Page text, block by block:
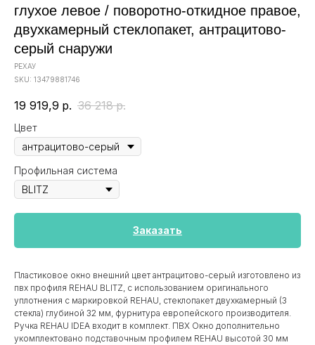
глухое левое / поворотно-откидное правое,
двухкамерный стеклопакет, антрацитово-
серый снаружи
РЕХАУ
SKU: 13479881746
19 919,9 р. 36 218 р.
Цвет
Профильная система
Заказать
Пластиковое окно внешний цвет антрацитово-серый изготовлено из
пвх профиля REHAU BLITZ, с использованием оригинального
уплотнения с маркировкой REHAU, стеклопакет двухкамерный (3
стекла) глубиной 32 мм, фурнитура европейского производителя.
Ручка REHAU IDEA входит в комплект. ПВХ Окно дополнительно
укомплектовано подставочным профилем REHAU высотой 30 мм